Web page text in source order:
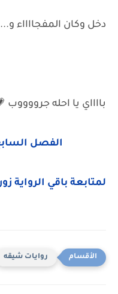
دخل وكان المفجااااء
بااااي يا احله جرووووب
الفصل
لمتابعة باقي الرواية
روايات شيقه